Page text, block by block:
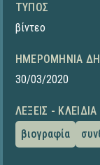
ΤΎΠΟΣ
βίντεο
ΗΜΕΡΟΜΗΝΊΑ
30/03/2020
ΛΈΞΕΙΣ - ΚΛΕΙΔΙΆ
βιογραφία